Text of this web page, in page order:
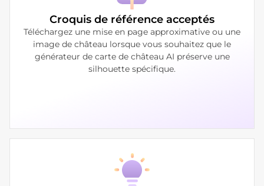
Croquis de référence acceptés
Téléchargez une mise en page approximative ou une
image de château lorsque vous souhaitez que le
générateur de carte de château AI préserve une
silhouette spécifique.